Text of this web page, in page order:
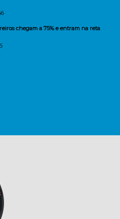
chegam a 75% e entram na reta